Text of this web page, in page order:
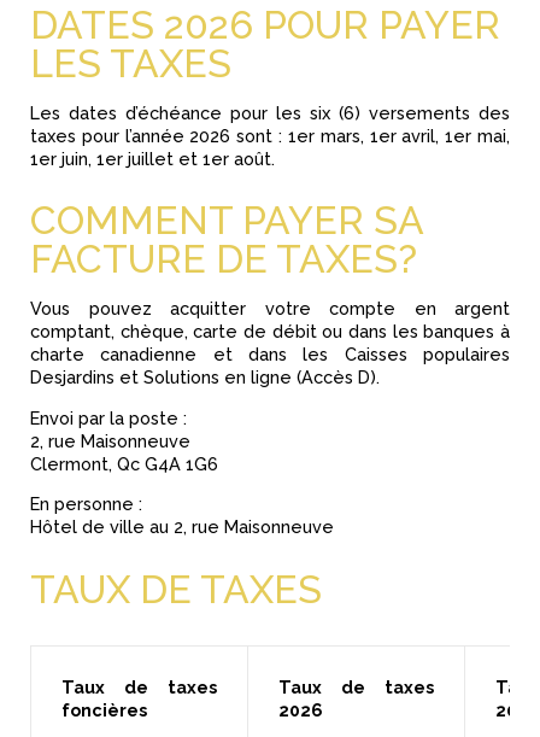
DATES 2026 POUR PAYER
LES TAXES
Les dates d’échéance pour les six (6) versements des
taxes pour l’année 2026 sont : 1er mars, 1er avril, 1er mai,
1er juin, 1er juillet et 1er août.
COMMENT PAYER SA
FACTURE DE TAXES?
Vous pouvez acquitter votre compte en argent
comptant, chèque, carte de débit ou dans les banques à
charte canadienne et dans les Caisses populaires
Desjardins et Solutions en ligne (Accès D).
Envoi par la poste :
2, rue Maisonneuve
Clermont, Qc G4A 1G6
En personne :
Hôtel de ville au 2, rue Maisonneuve
TAUX DE TAXES
Taux de taxes
foncières
Taux de taxes
2026
2025